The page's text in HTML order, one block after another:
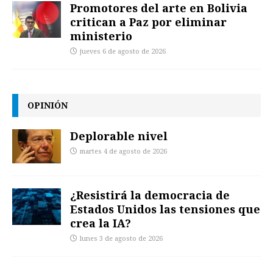
Promotores del arte en Bolivia
critican a Paz por eliminar
ministerio
jueves 6 de agosto de 2026
OPINIÓN
Deplorable nivel
martes 4 de agosto de 2026
¿Resistirá la democracia de
Estados Unidos las tensiones que
crea la IA?
lunes 3 de agosto de 2026